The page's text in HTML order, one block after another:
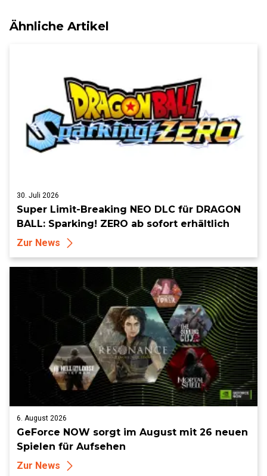
Ähnliche Artikel
30. Juli 2026
Super Limit-Breaking NEO DLC für DRAGON
BALL: Sparking! ZERO ab sofort erhältlich
Zur News
6. August 2026
GeForce NOW sorgt im August mit 26 neuen
Spielen für Aufsehen
Zur News